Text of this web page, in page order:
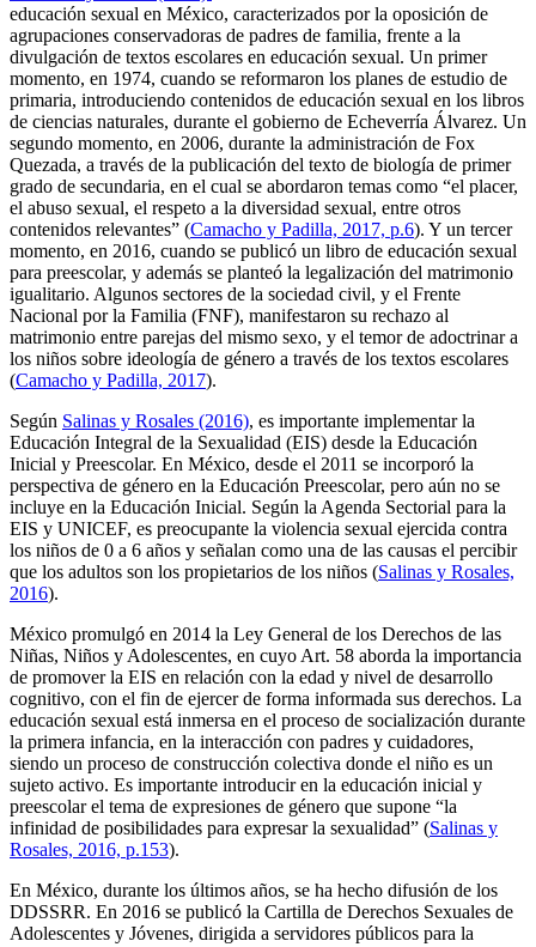
educación sexual en México, caracterizados por la oposición de
agrupaciones conservadoras de padres de familia, frente a la
divulgación de textos escolares en educación sexual. Un primer
momento, en 1974, cuando se reformaron los planes de estudio de
primaria, introduciendo contenidos de educación sexual en los libros
de ciencias naturales, durante el gobierno de Echeverría Álvarez. Un
segundo momento, en 2006, durante la administración de Fox
Quezada, a través de la publicación del texto de biología de primer
grado de secundaria, en el cual se abordaron temas como “el placer,
el abuso sexual, el respeto a la diversidad sexual, entre otros
contenidos relevantes” (Camacho y Padilla, 2017, p.6). Y un tercer
momento, en 2016, cuando se publicó un libro de educación sexual
para preescolar, y además se planteó la legalización del matrimonio
igualitario. Algunos sectores de la sociedad civil, y el Frente
Nacional por la Familia (FNF), manifestaron su rechazo al
matrimonio entre parejas del mismo sexo, y el temor de adoctrinar a
los niños sobre ideología de género a través de los textos escolares
(Camacho y Padilla, 2017).
Según Salinas y Rosales (2016), es importante implementar la
Educación Integral de la Sexualidad (EIS) desde la Educación
Inicial y Preescolar. En México, desde el 2011 se incorporó la
perspectiva de género en la Educación Preescolar, pero aún no se
incluye en la Educación Inicial. Según la Agenda Sectorial para la
EIS y UNICEF, es preocupante la violencia sexual ejercida contra
los niños de 0 a 6 años y señalan como una de las causas el percibir
que los adultos son los propietarios de los niños (Salinas y Rosales,
2016).
México promulgó en 2014 la Ley General de los Derechos de las
Niñas, Niños y Adolescentes, en cuyo Art. 58 aborda la importancia
de promover la EIS en relación con la edad y nivel de desarrollo
cognitivo, con el fin de ejercer de forma informada sus derechos. La
educación sexual está inmersa en el proceso de socialización durante
la primera infancia, en la interacción con padres y cuidadores,
siendo un proceso de construcción colectiva donde el niño es un
sujeto activo. Es importante introducir en la educación inicial y
preescolar el tema de expresiones de género que supone “la
infinidad de posibilidades para expresar la sexualidad” (Salinas y
Rosales, 2016, p.153).
En México, durante los últimos años, se ha hecho difusión de los
DDSSRR. En 2016 se publicó la Cartilla de Derechos Sexuales de
Adolescentes y Jóvenes, dirigida a servidores públicos para la